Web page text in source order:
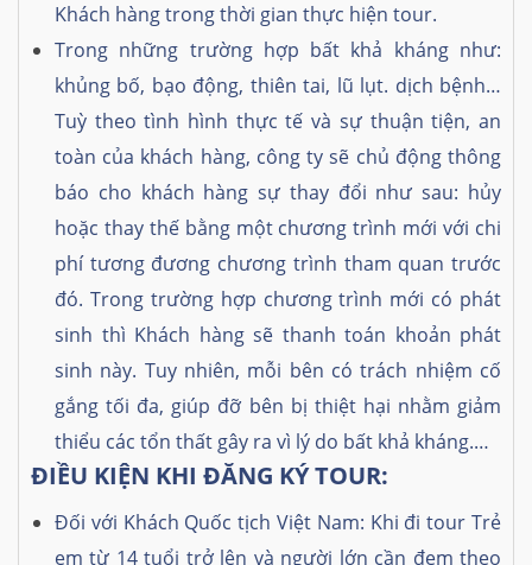
Khách hàng trong thời gian thực hiện tour.
Trong những trường hợp bất khả kháng như:
khủng bố, bạo động, thiên tai, lũ lụt. dịch bệnh…
Tuỳ theo tình hình thực tế và sự thuận tiện, an
toàn của khách hàng, công ty sẽ chủ động thông
báo cho khách hàng sự thay đổi như sau: hủy
hoặc thay thế bằng một chương trình mới với chi
phí tương đương chương trình tham quan trước
đó. Trong trường hợp chương trình mới có phát
sinh thì Khách hàng sẽ thanh toán khoản phát
sinh này. Tuy nhiên, mỗi bên có trách nhiệm cố
gắng tối đa, giúp đỡ bên bị thiệt hại nhằm giảm
thiểu các tổn thất gây ra vì lý do bất khả kháng.…
ĐIỀU KIỆN KHI ĐĂNG KÝ TOUR:
Đối với Khách Quốc tịch Việt Nam: Khi đi tour Trẻ
em từ 14 tuổi trở lên và người lớn cần đem theo